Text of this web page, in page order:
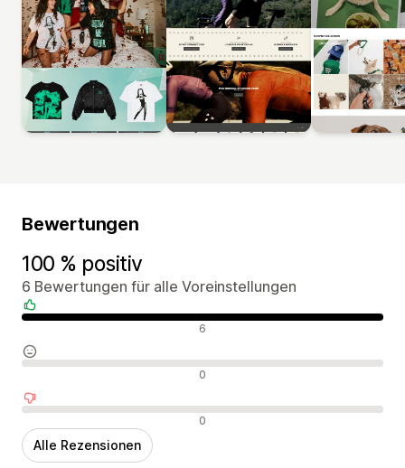
Bewertungen
100 % positiv
6 Bewertungen für alle Voreinstellungen
Positive Bewertungen 6
Neutrale Bewertungen 0
Negative Bewertungen 0
Alle Rezensionen